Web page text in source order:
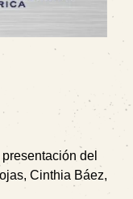
del
Cinthia Báez,